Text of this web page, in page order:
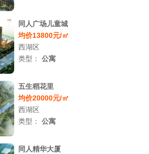
同人广场儿童城
均价13800元/㎡
西湖区
类型：公寓
五生稻花里
均价20000元/㎡
西湖区
类型：公寓
同人精华大厦